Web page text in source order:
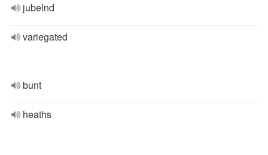
jubelnd
variegated
bunt
heaths